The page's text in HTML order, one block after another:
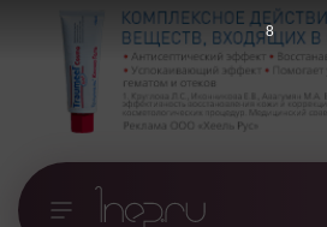
7